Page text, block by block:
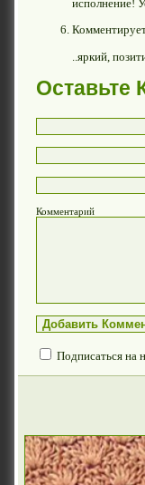
исполнение!
..яркий,
Оставьте
Комментарий
Подписаться на